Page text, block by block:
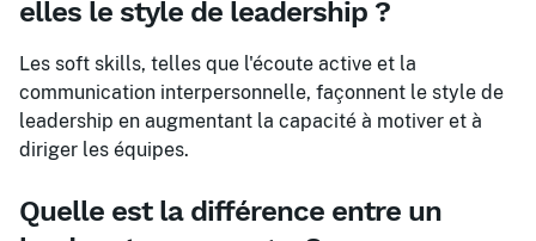
elles le style de leadership ?
Les soft skills, telles que l'écoute active et la
communication interpersonnelle, façonnent le style de
leadership en augmentant la capacité à motiver et à
diriger les équipes.
Quelle est la différence entre un